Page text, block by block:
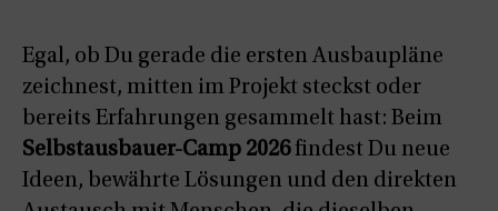
Egal, ob Du gerade die ersten Ausbaupläne
zeichnest, mitten im Projekt steckst oder
bereits Erfahrungen gesammelt hast: Beim
Selbstausbauer-Camp 2026findest Du neue
Ideen, bewährte Lösungen und den direkten